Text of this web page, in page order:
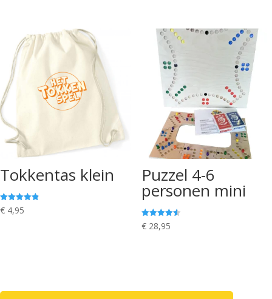
Tokkentas klein
Gewaardeer
d
€ 4,95
Puzzel 4-6
personen mini
Gewaardeer
d
€28,95